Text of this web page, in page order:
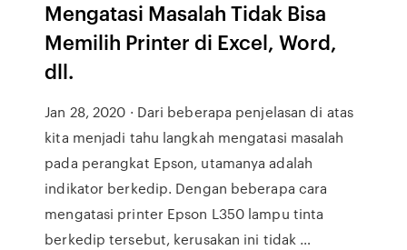
Mengatasi Masalah Tidak Bisa
Memilih Printer di Excel, Word,
dll.
Jan 28, 2020 · Dari beberapa penjelasan di atas
kita menjadi tahu langkah mengatasi masalah
pada perangkat Epson, utamanya adalah
indikator berkedip. Dengan beberapa cara
mengatasi printer Epson L350 lampu tinta
berkedip tersebut, kerusakan ini tidak …